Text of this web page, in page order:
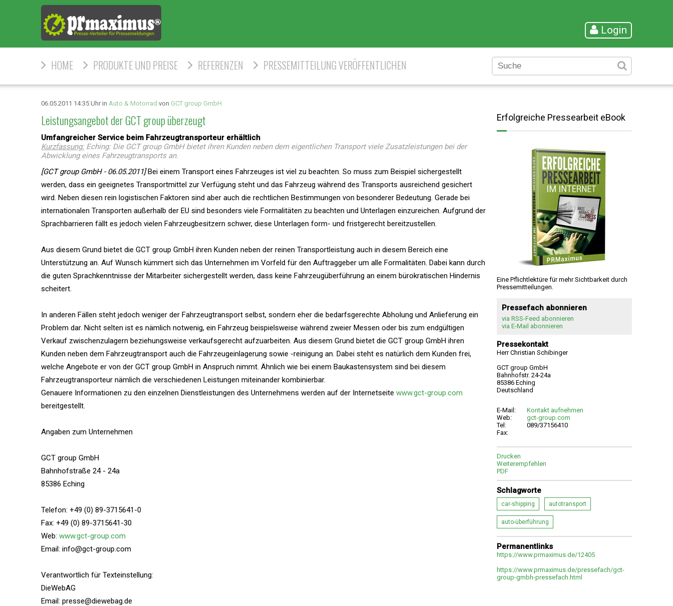
Login
HOME PRODUKTE UND PREISE REFERENZEN PRESSEMITTEILUNG VERÖFFENTLICHEN
06.05.2011 14:35 Uhr in Auto & Motorrad von GCT group GmbH
Leistungsangebot der GCT group überzeugt
Umfangreicher Service beim Fahrzeugtransporteur erhältlich
Kurzfassung:Eching: Die GCT group GmbH bietet ihren Kunden neben dem eigentlichen Transport viele Zusatzleistungen bei der
Abwicklung eines Fahrzeugtransports an.
[GCT group GmbH - 06.05.2011]Bei einem Transport eines Fahrzeuges ist viel zu beachten. So muss zum Beispiel sichergestellt
werden, dass ein geeignetes Transportmittel zur Verfügung steht und das Fahrzeug während des Transports ausreichend gesichert
wird. Neben diesen rein logistischen Faktoren sind aber auch die rechtlichen Bestimmungen von besonderer Bedeutung. Gerade bei
internationalen Transporten außerhalb der EU sind besonders viele Formalitäten zu beachten und Unterlagen einzureichen. Aufgrund der
Sprachbarrieren fällt es jedoch vielen Fahrzeugbesitzern schwer, diese Unterlagen form- und fristgerecht bereitzustellen.
Aus diesem Grund bietet die GCT group GmbH ihren Kunden neben der reinen Transportleistung auch in diesem Bereich eine
Unterstützung an. Auf Wunsch kümmert sich das Unternehmen im Vorfeld für den Auftraggeber um alle Formalitäten. Dabei kann durch
die guten Sprachkenntnisse der Mitarbeiter sichergestellt werden, dass keine Fahrzeugüberführung an einem bürokratischen Hindernis
scheitert.
In anderen Fällen steht jedoch weniger der Fahrzeugtransport selbst, sondern eher die bedarfsgerechte Abholung und Anlieferung ein
Problem dar. Nicht selten ist es nämlich notwenig, ein Fahrzeug beispielsweise während zweier Messen oder bis zum endgültigen
Verkauf zwischenzulagern beziehungsweise verkaufsgerecht aufzuarbeiten. Aus diesem Grund bietet die GCT group GmbH ihren
Kunden neben dem Fahrzeugtransport auch die Fahrzeugeinlagerung sowie -reinigung an. Dabei steht es natürlich dem Kunden frei,
welche Angebote er von der GCT group GmbH in Anspruch nimmt. Ähnlich wie bei einem Baukastensystem sind bei diesem
Fahrzeugtransporteur nämlich die verschiedenen Leistungen miteinander kombinierbar.
Genauere Informationen zu den einzelnen Dienstleistungen des Unternehmens werden auf der Internetseite www.gct-group.com
bereitgestellt.
Angaben zum Unternehmen
GCT group GmbH
Bahnhofstraße 24 - 24a
85386 Eching
Telefon: +49 (0) 89-3715641-0
Fax: +49 (0) 89-3715641-30
Web: www.gct-group.com
Email: info@gct-group.com
Verantwortlich für Texteinstellung:
DieWebAG
Email: presse@diewebag.de
Erfolgreiche Pressearbeit eBook
Eine Pflichtlektüre für mehr Sichtbarkeit durch
Pressemitteilungen.
Pressefach abonnieren
via RSS-Feed abonnieren
via E-Mail abonnieren
Pressekontakt
Herr Christian Schibinger
GCT group GmbH
Bahnhofstr. 24-24a
85386 Eching
Deutschland
E-Mail:
Kontakt aufnehmen
Web:
gct-group.com
Tel:
089/37156410
Fax:
Drucken
Weiterempfehlen
PDF
Schlagworte
car-shipping autotransport
auto-überführung
Permanentlinks
https://www.prmaximus.de/12405
https://www.prmaximus.de/pressefach/gct-
group-gmbh-pressefach.html